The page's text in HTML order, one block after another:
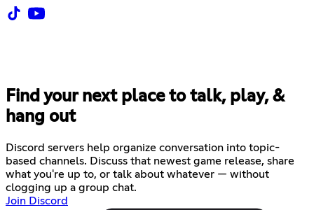
Find your next place to talk, play, &
hang out
Discord servers help organize conversation into topic-
based channels. Discuss that newest game release, share
what you're up to, or talk about whatever — without
clogging up a group chat.
Join Discord